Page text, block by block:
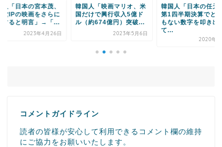
人「映画マリオ、米
けで興行収入5億ド
約674億円）突破...
2023年5月6日
韓国人「日本の任天堂、
第1四半期決算でとんで
もない数字を叩き出し
韓国人「今日本で流
ているリズムゲーム
覧ください」→「ｗ
ｗ...
2022年9
コメントガイドライン
読者の皆様が安心して利用できるコメント欄の維持
にご協力をお願いいたします。